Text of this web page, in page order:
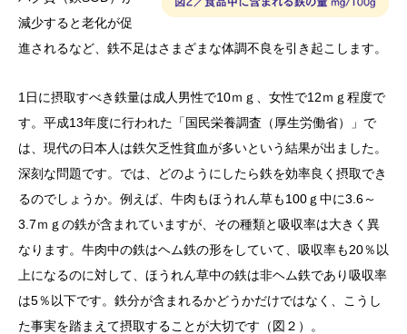
減少すると老化が促
進されるなど、鉄不足はさまざまな体調不良を引き起こします。
1日に摂取すべき鉄量は成人男性で10ｍｇ、女性で12ｍｇ程度で
す。平成13年度に行われた「国民栄養調査（厚生労働省）」で
は、現代の日本人は鉄欠乏性貧血が多いという結果が出ました。
深刻な問題です。では、どのようにしたら鉄を効率良く摂取でき
るのでしょうか。例えば、牛肉もほうれん草も100ｇ中に3.6～
3.7ｍｇの鉄が含まれていますが、その種類と吸収率は大きく異
なります。牛肉中の鉄はヘム鉄の形をしていて、吸収率も20％以
上になるのに対して、ほうれん草中の鉄は非ヘム鉄であり吸収率
は5％以下です。鉄分が含まれるかどうかだけではなく、こうし
た事実を踏まえて摂取することが大切です（図２）。